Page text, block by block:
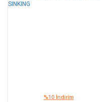
%10 İndirim